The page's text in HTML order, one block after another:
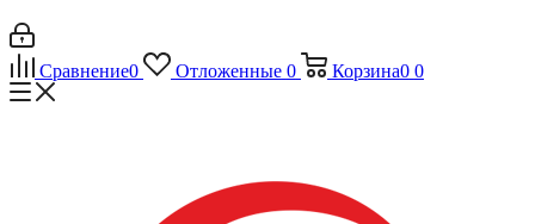
Сравнение0 Отложенные 0 Корзина0 0